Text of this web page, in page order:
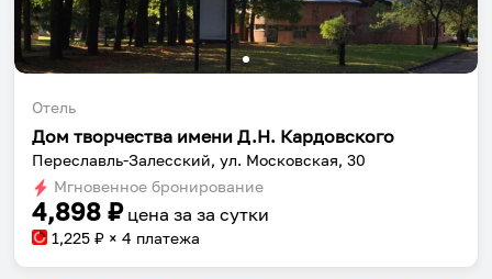
Отель
Дом творчества имени Д.Н. Кардовского
Переславль-Залесский, ул. Московская, 30
Мгновенное бронирование
4,898 ₽ цена за за сутки
1,225 ₽ × 4 платежа